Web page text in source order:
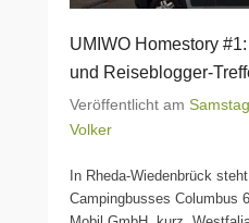
UMIWO Homestory
und Reiseblogger-
Veröffentlicht am
Volker
In Rheda-Wiedenbrück
Campingbusses Columbus